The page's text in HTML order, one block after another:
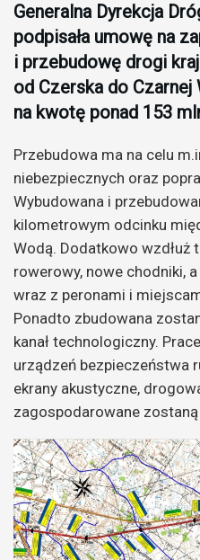
Generalna Dyrekcja
podpisała umowę na
i przebudowę drogi
od Czerska do Czarnej
na kwotę ponad 153
Przebudowa ma na celu
niebezpiecznych oraz
Wybudowana i
kilometrowym odcinku
Wodą. Dodatkowo wzdłuż
rowerowy, nowe chodniki,
wraz z peronami i
Ponadto zbudowana
kanał technologiczny.
urządzeń bezpieczeństwa
ekrany akustyczne,
zagospodarowane